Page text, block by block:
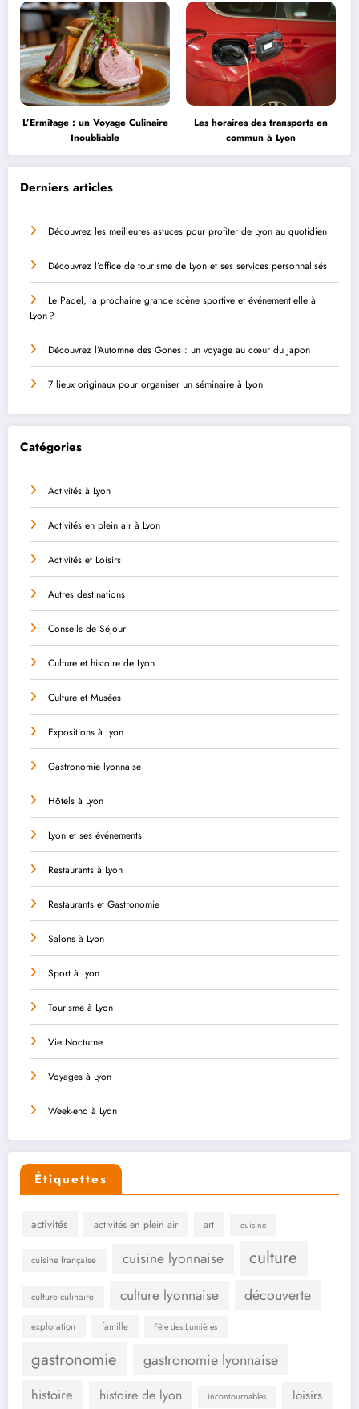
L’Ermitage : un Voyage Culinaire
Inoubliable
Les horaires des transports en
commun à Lyon
Derniers articles
Découvrez les meilleures astuces pour profiter de Lyon au quotidien
Découvrez l’office de tourisme de Lyon et ses services personnalisés
Le Padel, la prochaine grande scène sportive et événementielle à
Lyon ?
Découvrez l’Automne des Gones : un voyage au cœur du Japon
7 lieux originaux pour organiser un séminaire à Lyon
Catégories
Activités à Lyon
Activités en plein air à Lyon
Activités et Loisirs
Autres destinations
Conseils de Séjour
Culture et histoire de Lyon
Culture et Musées
Expositions à Lyon
Gastronomie lyonnaise
Hôtels à Lyon
Lyon et ses événements
Restaurants à Lyon
Restaurants et Gastronomie
Salons à Lyon
Sport à Lyon
Tourisme à Lyon
Vie Nocturne
Voyages à Lyon
Week-end à Lyon
Étiquettes
activités activités en plein air art cuisine
cuisine française cuisine lyonnaise culture
culture culinaire culture lyonnaise découverte
exploration famille Fête des Lumières
gastronomie gastronomie lyonnaise
histoire histoire de lyon incontournables loisirs